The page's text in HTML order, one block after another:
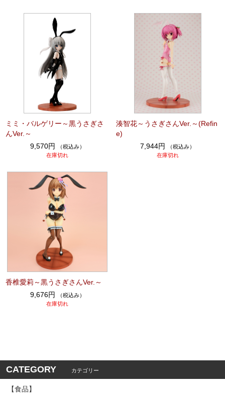
ミミ・バルゲリー～黒うさぎさ
んVer.～
9,570円
（税込み）
在庫切れ
湊智花～うさぎさんVer.～(Refin
e)
7,944円
（税込み）
在庫切れ
香椎愛莉～黒うさぎさんVer.～
9,676円
（税込み）
在庫切れ
CATEGORY カテゴリー
【食品】